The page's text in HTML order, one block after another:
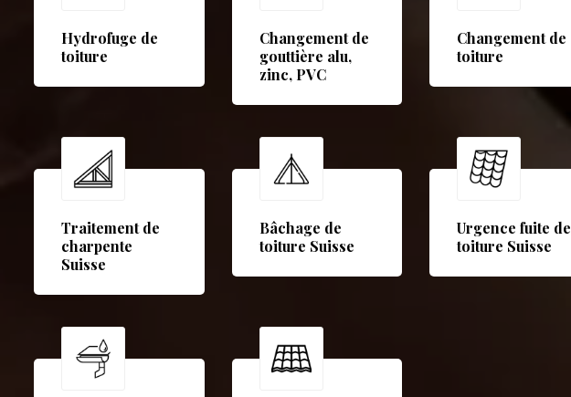
Hydrofuge de
toiture
Changement de
gouttière alu,
zinc, PVC
Changement de
toiture
Traitement de
charpente
Suisse
Bâchage de
toiture Suisse
Urgence fuite de
toiture Suisse